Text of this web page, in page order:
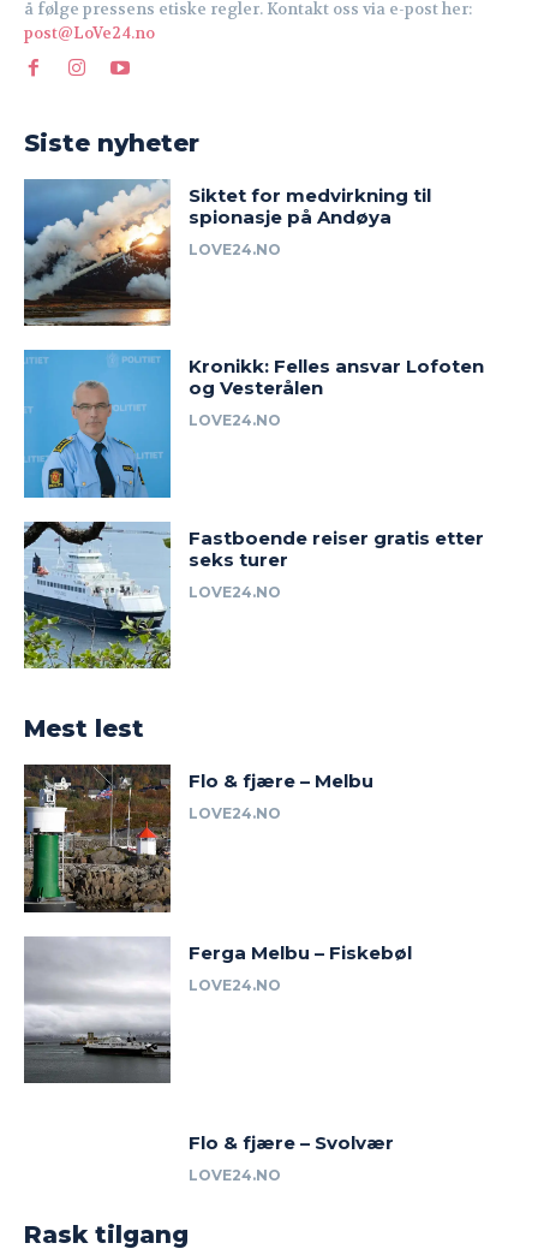
å følge pressens etiske regler. Kontakt oss via e-post her:
post@LoVe24.no
Siste nyheter
Siktet for medvirkning til
spionasje på Andøya
LOVE24.NO
Kronikk: Felles ansvar Lofoten
og Vesterålen
LOVE24.NO
Fastboende reiser gratis etter
seks turer
LOVE24.NO
Mest lest
Flo & fjære – Melbu
LOVE24.NO
Ferga Melbu – Fiskebøl
LOVE24.NO
Flo & fjære – Svolvær
LOVE24.NO
Rask tilgang